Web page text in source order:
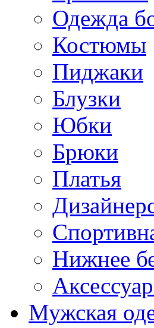
Одежда
Костюмы
Пиджаки
Блузки
Юбки
Брюки
Платья
Нижнее
Мужская